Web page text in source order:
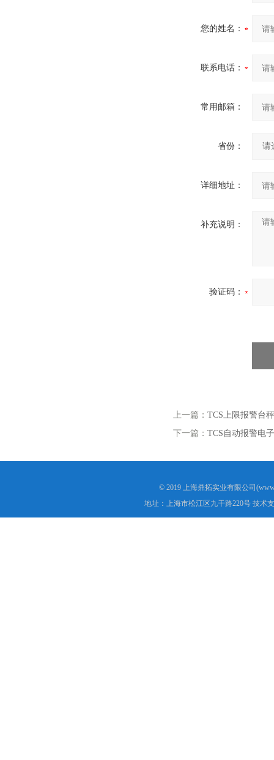
您的姓名：
联系电话：
常用邮箱：
省份：
详细地址：
补充说明：
验证码：
上一篇： TCS上限报警台
下一篇： TCS自动报警电
© 2019 上海鼎拓实业有限公司
地址：上海市松江区九干路220号 技术